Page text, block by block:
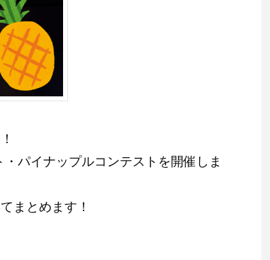
パイナップルコンテストを開催しま
まとめます！